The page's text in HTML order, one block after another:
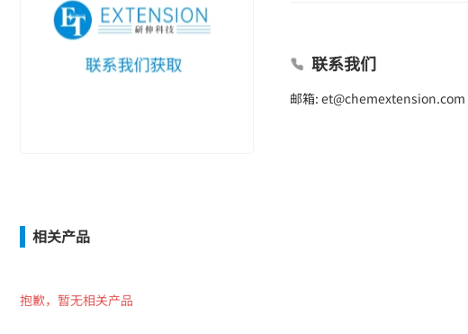
联系我们
邮箱: et@chemextension.com
相关产品
抱歉，暂无相关产品